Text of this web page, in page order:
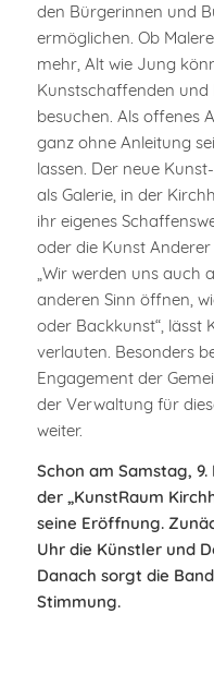
den Bürgerinnen und
ermöglichen. Ob
mehr, Alt wie Jung
Kunstschaffenden
besuchen. Als offenes
ganz ohne Anleitung
lassen. Der neue
als Galerie, in der
ihr eigenes
oder die Kunst
„Wir werden uns auch
anderen Sinn öffnen,
oder Backkunst“, lässt
verlauten. Besonders
Engagement der
der Verwaltung für
weiter.
Schon am Samstag,
der „KunstRaum
seine Eröffnung.
Uhr die Künstler und
Danach sorgt die
Stimmung.